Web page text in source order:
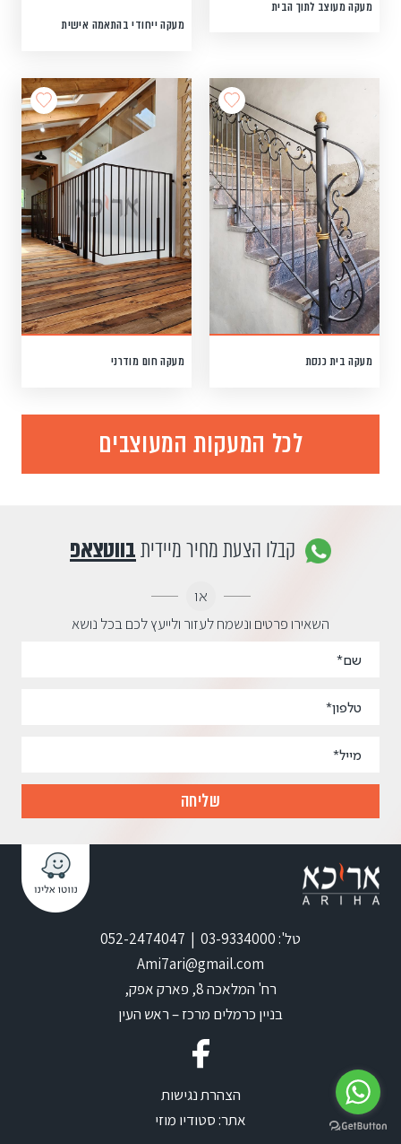
מעקה מעוצב לתוך הבית
מעקה ייחודי בהתאמה אישית
מעקה בית כנסת מעקה חום מודרני
לכל המעקות המעוצבים
קבלו הצעת מחיר מיידיתבווטצאפ
או
השאירו פרטים ונשמח לעזור ולייעץ לכם בכל נושא
טל': 03-9334000 | 052-2474047
Ami7ari@gmail.com
רח' המלאכה 8, פארק אפק,
בניין כרמלים מרכז – ראש העין
הצהרת נגישות
אתר:סטודיו מוזי